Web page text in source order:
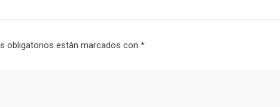
obligatorios están marcados con *